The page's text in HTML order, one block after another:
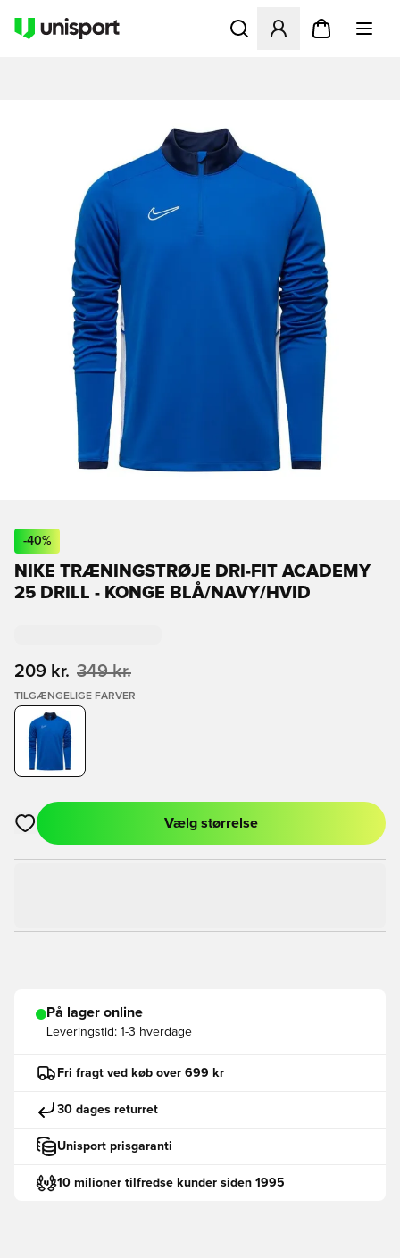
Åbner en Modal til at
-40%
NIKE TRÆNINGSTRØJE DRI-FIT ACADEMY
25 DRILL - KONGE BLÅ/NAVY/HVID
209 kr. 349 kr.
TILGÆNGELIGE FARVER
Åbner en Modal til at logge ind eller tilmelde dig som medlem
Vælg størrelse
På lager online
Leveringstid: 1-3 hverdage
Fri fragt ved køb over 699 kr
30 dages returret
Unisport prisgaranti
10 milioner tilfredse kunder siden 1995